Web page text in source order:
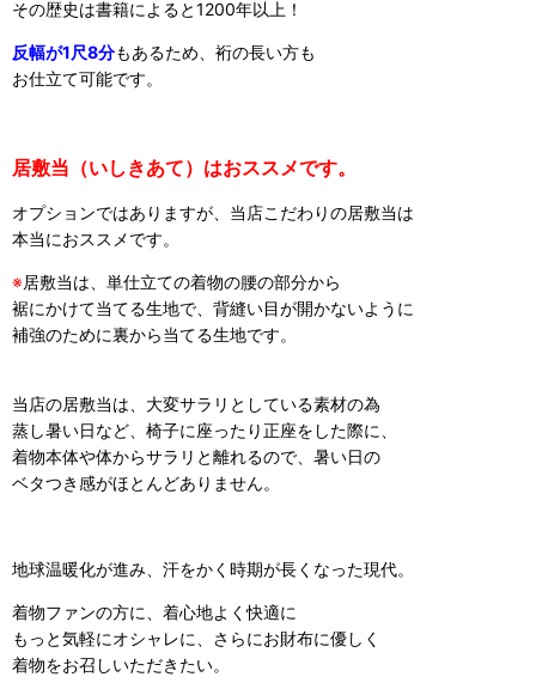
その歴史は書籍によると1200年以上！
反幅が1尺8分もあるため、裄の長い方も
お仕立て可能です。
居敷当（いしきあて）はおススメです。
オプションではありますが、当店こだわりの居敷当は
本当におススメです。
※居敷当は、単仕立ての着物の腰の部分から
裾にかけて当てる生地で、背縫い目が開かないように
補強のために裏から当てる生地です。
当店の居敷当は、大変サラリとしている素材の為
蒸し暑い日など、椅子に座ったり正座をした際に、
着物本体や体からサラリと離れるので、暑い日の
ベタつき感がほとんどありません。
地球温暖化が進み、汗をかく時期が長くなった現代。
着物ファンの方に、着心地よく快適に
もっと気軽にオシャレに、さらにお財布に優しく
着物をお召しいただきたい。